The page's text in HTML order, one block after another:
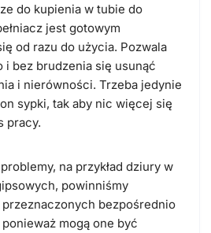
do kupienia w tubie do
jest gotowym
od razu do użycia. Pozwala
i bez brudzenia się usunąć
i nierówności. Trzeba jedynie
sypki, tak aby nic więcej się
pracy.
na przykład dziury w
powinniśmy
bezpośrednio
mogą one być